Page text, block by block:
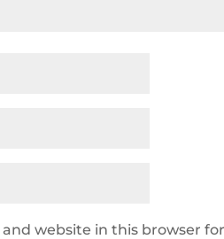
and website in this browser